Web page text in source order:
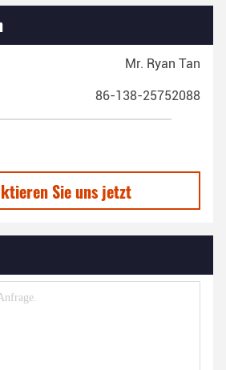
Mr. Ryan Tan
86-138-25752088
Sie uns jetzt